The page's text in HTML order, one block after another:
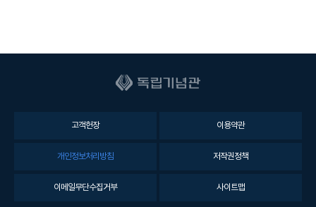
고객헌장 이용약관
개인정보처리방침 저작권정책
이메일무단수집거부 사이트맵